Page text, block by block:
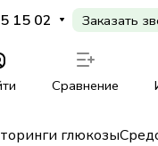
15 02 Заказать
Сравнение
глюкозы